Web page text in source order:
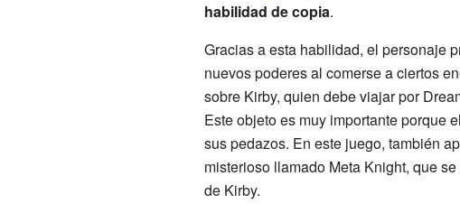
habilidad de copia.
Gracias a esta habilidad, el personaje
nuevos poderes al comerse a ciertos
sobre Kirby, quien debe viajar por
Este objeto es muy importante porque
sus pedazos. En este juego, también
misterioso llamado Meta Knight, que
de Kirby.